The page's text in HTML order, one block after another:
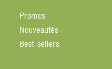
Promos
Nouveautés
Best-sellers